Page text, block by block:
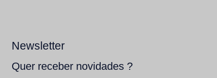
Newsletter
Quer receber novidades ?